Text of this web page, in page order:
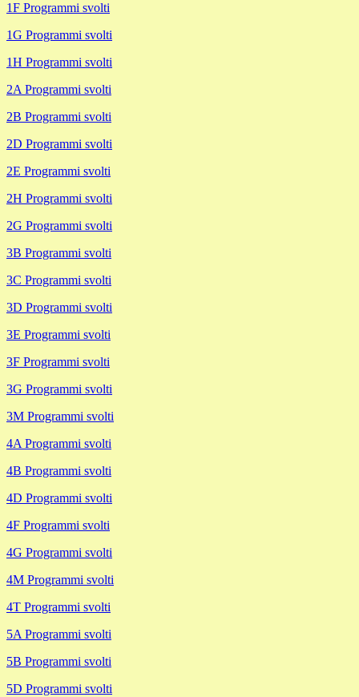
1F Programmi svolti
1G Programmi svolti
1H Programmi svolti
2A Programmi svolti
2B Programmi svolti
2D Programmi svolti
2E Programmi svolti
2H Programmi svolti
2G Programmi svolti
3B Programmi svolti
3C Programmi svolti
3D Programmi svolti
3E Programmi svolti
3F Programmi svolti
3G Programmi svolti
3M Programmi svolti
4A Programmi svolti
4B Programmi svolti
4D Programmi svolti
4F Programmi svolti
4G Programmi svolti
4M Programmi svolti
4T Programmi svolti
5A Programmi svolti
5B Programmi svolti
5D Programmi svolti